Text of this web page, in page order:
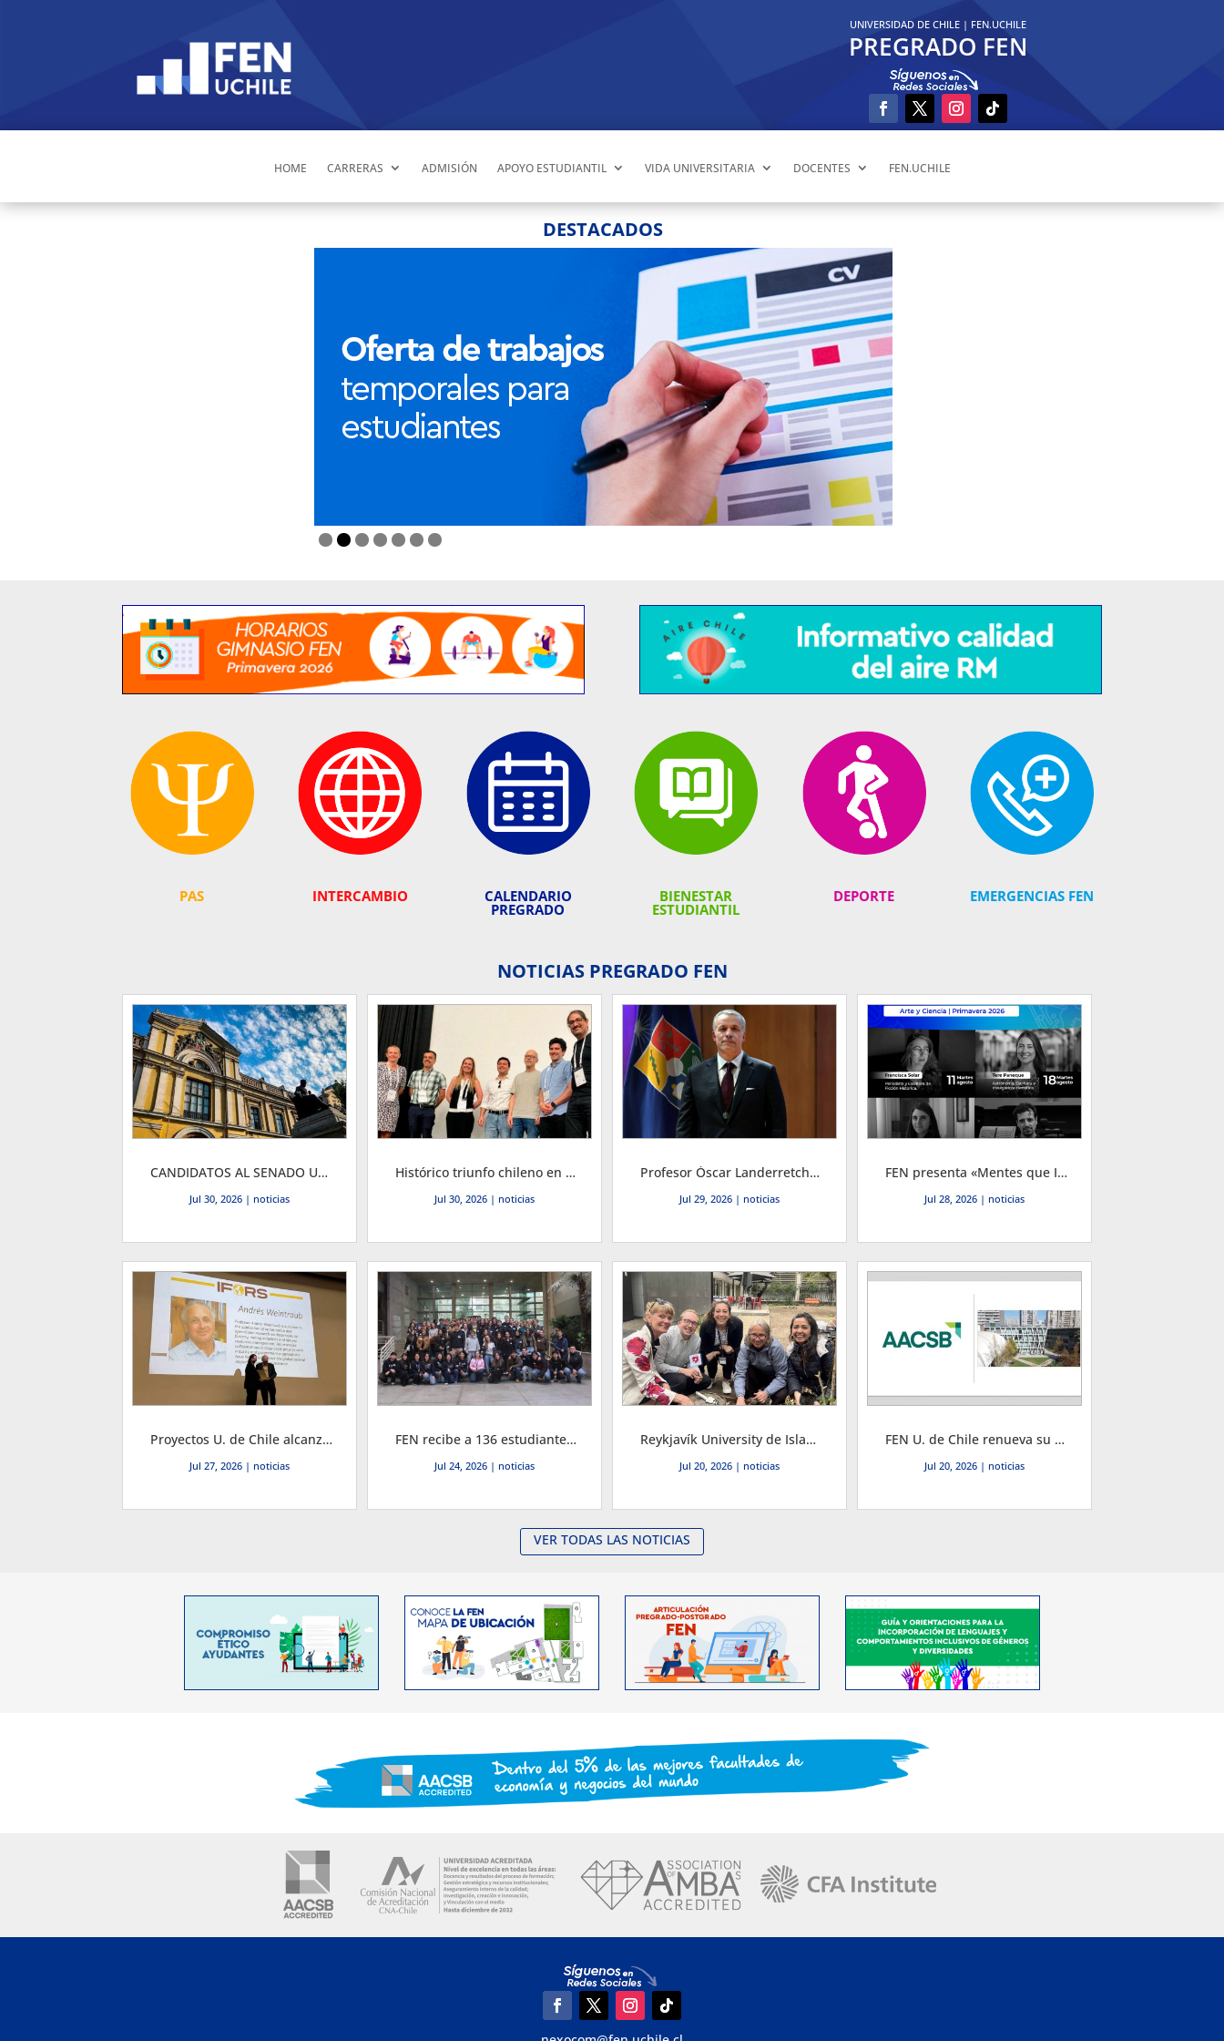
UNIVERSIDAD DE CHILE | FEN.UCHILE
PREGRADO FEN
HOME CARRERAS ADMISIÓN APOYO ESTUDIANTIL VIDA UNIVERSITARIA DOCENTES FEN.UCHILE
DESTACADOS
PAS INTERCAMBIO CALENDARIO
PREGRADO
BIENESTAR
ESTUDIANTIL
DEPORTE EMERGENCIAS FEN
NOTICIAS PREGRADO FEN
CANDIDATOS AL SENADO UNIVERSITARIO
Jul 30, 2026 | noticias
Proyectos U. de Chile alcanzan histórico doble podio mundial en conferencia IFORS y académico ingresó a su Salón de la Fama
Jul 27, 2026 | noticias
Histórico triunfo chileno en el premio IFORS 2026
Jul 30, 2026 | noticias
FEN recibe a 136 estudiantes de intercambio de 20 nacionalidades para segundo semestre, el mayor arribo desde 2017
Jul 24, 2026 | noticias
Profesor Óscar Landerretche asumió como Decano de la Facultad de Economía y Negocios por el período 2026-2030
Jul 29, 2026| noticias
Reykjavík University de Islandia visita la FEN y proyecta convenio de intercambio y sustentabilidad
Jul 20, 2026| noticias
FEN presenta «Mentes que Inspiran»: Primer Ciclo Cultural de Primavera 2026
Jul 28, 2026| noticias
FEN U. de Chile renueva su acreditación internacional AACSB por 6 años: Un logro de excelencia institucional
Jul 20, 2026| noticias
VER TODAS LAS NOTICIAS